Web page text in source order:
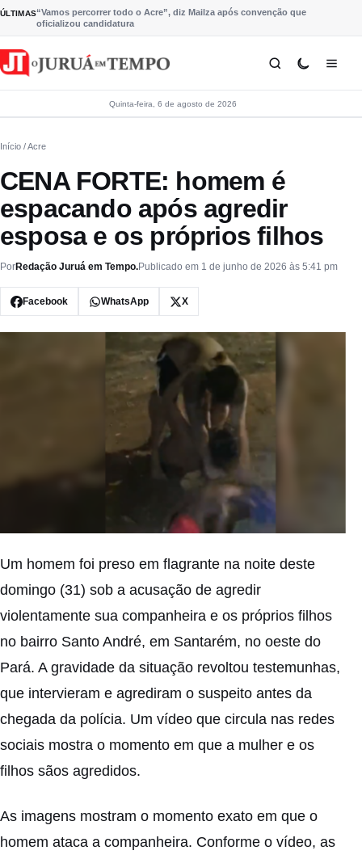
Pular para o conteúdo
ÚLTIMAS“Vamos percorrer todo o Acre”, diz Mailza após convenção que
oficializou candidatura
Quinta-feira, 6 de agosto de 2026
Início / Acre
CENA FORTE: homem é
espacando após agredir
esposa e os próprios filhos
PorRedação Juruá em Tempo.Publicado em 1 de junho de 2026 às 5:41 pm
Facebook WhatsApp X
Um homem foi preso em flagrante na noite deste
domingo (31) sob a acusação de agredir
violentamente sua companheira e os próprios filhos
no bairro Santo André, em Santarém, no oeste do
Pará. A gravidade da situação revoltou testemunhas,
que intervieram e agrediram o suspeito antes da
chegada da polícia. Um vídeo que circula nas redes
sociais mostra o momento em que a mulher e os
filhos sãos agredidos.
As imagens mostram o momento exato em que o
homem ataca a companheira. Conforme o vídeo, as